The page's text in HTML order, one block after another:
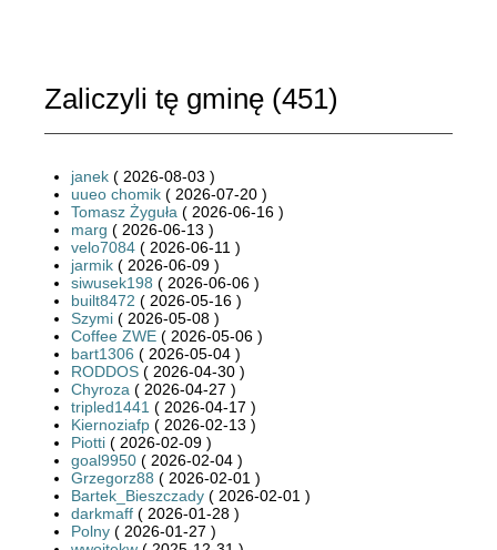
Zaliczyli tę gminę (451)
janek ( 2026-08-03 )
uueo chomik ( 2026-07-20 )
Tomasz Żyguła ( 2026-06-16 )
marg ( 2026-06-13 )
velo7084 ( 2026-06-11 )
jarmik ( 2026-06-09 )
siwusek198 ( 2026-06-06 )
built8472 ( 2026-05-16 )
Szymi ( 2026-05-08 )
Coffee ZWE ( 2026-05-06 )
bart1306 ( 2026-05-04 )
RODDOS ( 2026-04-30 )
Chyroza ( 2026-04-27 )
tripled1441 ( 2026-04-17 )
Kiernoziafp ( 2026-02-13 )
Piotti ( 2026-02-09 )
goal9950 ( 2026-02-04 )
Grzegorz88 ( 2026-02-01 )
Bartek_Bieszczady ( 2026-02-01 )
darkmaff ( 2026-01-28 )
Polny ( 2026-01-27 )